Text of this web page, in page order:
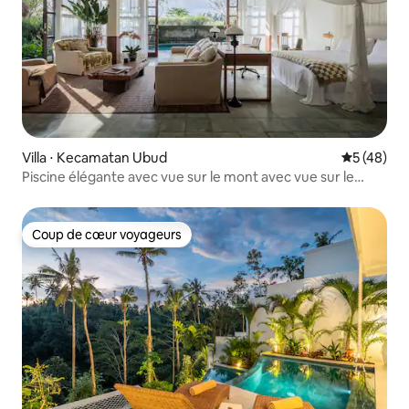
Villa ⋅ Kecamatan Ubud
5 (48)
Piscine élégante avec vue sur le mont avec vue sur le
Coup de cœur voyageurs
Coup de cœur voyageurs